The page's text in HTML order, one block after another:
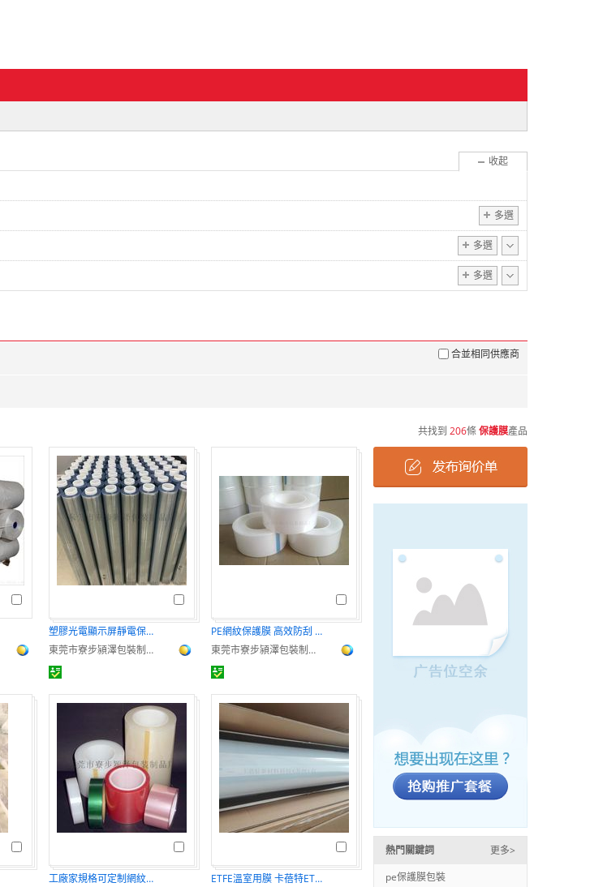
多選
多選
多選
展開
收起
合並相同供應商
共找到 206條保護膜產品
塑膠光電顯示屏靜電保護膜廠家
東莞市寮步潁澤包裝制品廠
PE網紋保護膜 高效防刮 耐用包裝廠家
東莞市寮步潁澤包裝制品廠
工廠家規格可定制網紋保護膜
ETFE溫室用膜 卡蓓特ETFE農業用薄膜
熱門關鍵詞
更多>
pe保護膜包裝